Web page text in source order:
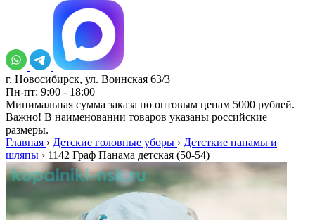
г. Новосибирск, ул. Воинская 63/3
Пн-пт: 9:00 - 18:00
Минимальная сумма заказа по оптовым ценам 5000 рублей.
Важно! В наименовании товаров указаны российские
размеры.
Главная › Детские головные уборы › Детсткие панамы и
шляпы › 1142 Граф Панама детская (50-54)